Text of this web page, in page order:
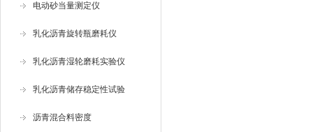
电动砂当量测定仪
乳化沥青旋转瓶磨耗仪
乳化沥青湿轮磨耗实验仪
乳化沥青储存稳定性试验
沥青混合料密度